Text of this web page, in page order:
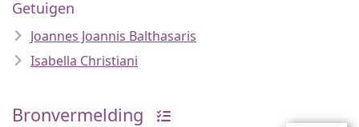
Getuigen
Joannes Joannis Balthasaris
Isabella Christiani
Bronvermelding